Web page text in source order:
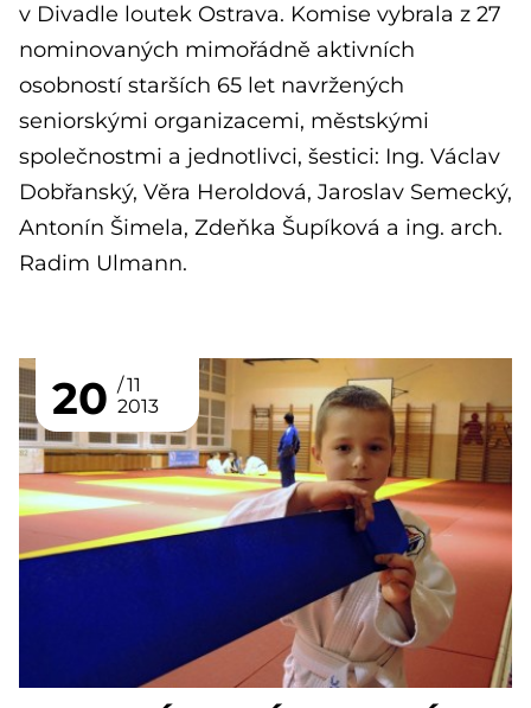
v Divadle loutek Ostrava. Komise vybrala z 27
nominovaných mimořádně aktivních
osobností starších 65 let navržených
seniorskými organizacemi, městskými
společnostmi a jednotlivci, šestici: Ing. Václav
Dobřanský, Věra Heroldová, Jaroslav Semecký,
Antonín Šimela, Zdeňka Šupíková a ing. arch.
Radim Ulmann.
20
11
2013